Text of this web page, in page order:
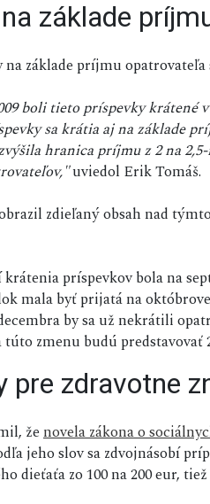
základe
základe príjmu
boli tieto príspevky
sa krátia aj na základe
hranica príjmu z 2 na
uviedol Erik Tomáš.
zdieľaný obsah nad
krátenia príspevkov bola na
mala byť prijatá na
by sa už nekrátili
zmenu budú predstavovať
pre zdravotne
ženovela zákona o
jeho slov sa zdvojnásobí
dieťaťa zo 100 na 200 eur,